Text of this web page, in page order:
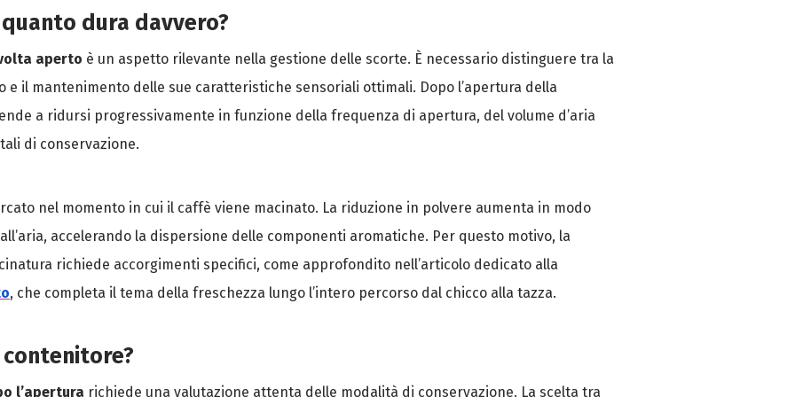
dura davvero?
aperto è un aspetto rilevante nella gestione delle scorte. È necessario distinguere tra la
il mantenimento delle sue caratteristiche sensoriali ottimali. Dopo l’apertura della
a ridursi progressivamente in funzione della frequenza di apertura, del volume d’aria
di conservazione.
nel momento in cui il caffè viene macinato. La riduzione in polvere aumenta in modo
accelerando la dispersione delle componenti aromatiche. Per questo motivo, la
richiede accorgimenti specifici, come approfondito nell’articolo dedicato alla
, che completa il tema della freschezza lungo l’intero percorso dal chicco alla tazza.
l’apertura richiede una valutazione attenta delle modalità di conservazione. La scelta tra